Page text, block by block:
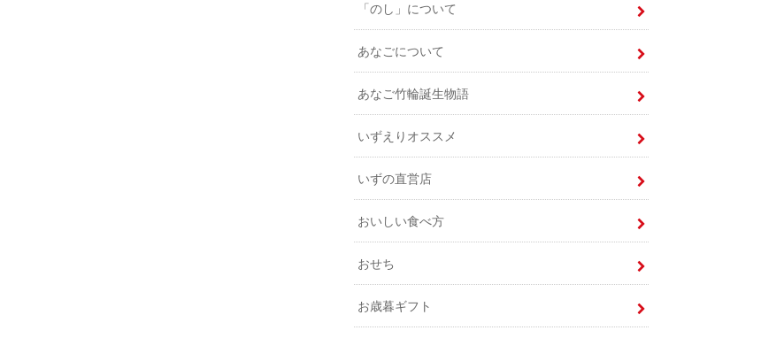
「のし」について
あなごについて
あなご竹輪誕生物語
いずえりオススメ
いずの直営店
おいしい食べ方
おせち
お歳暮ギフト